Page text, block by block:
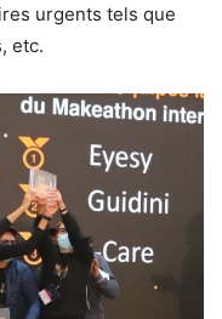
urgents tels que
etc.